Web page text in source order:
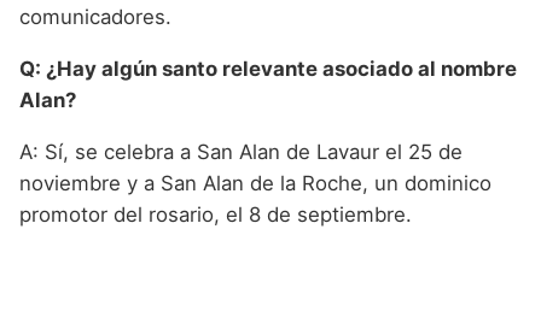
comunicadores.
Q: ¿Hay algún santo relevante asociado al nombre
Alan?
A: Sí, se celebra a San Alan de Lavaur el 25 de
noviembre y a San Alan de la Roche, un dominico
promotor del rosario, el 8 de septiembre.